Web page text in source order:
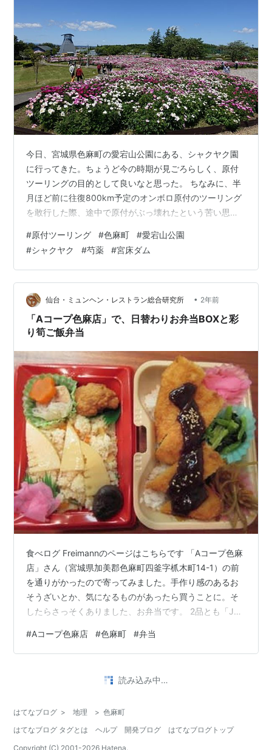
今日、宮城県色麻町の愛宕山公園にある、シャクヤク園
に行ってきた。ちょうど今の時期が見ごろらしく、原付
ツーリングの目的として良いなと思った。 ちなみに、半
月ほど前に往復800km予定のオンボロ原付のツーリング
を敢行した際、途中で原付がぶっ壊れたという苦い思い
ーリングを再開した。まあせっかく足があるんだし、使
わない手はない。懲りない精神も時には大事である。そ
れに今回は往復60kmぐらいだったしセーフセーフ(？) き
れいだな～(小並感) 快晴だったのもあって、素晴らしい
眺めであった。風がめちゃくちゃ強かったけど。 おまけ
帰りに、宮床ダムというダ…
#原付ツーリング #色麻町 #愛宕山公園
#シャクヤク #芍薬 #宮床ダム
仙台・ミュンヘン・レストラン総合研究所 • 2年前
「Aコープ色麻店」で、日替わりお弁当BOXと彩
り筍ご飯弁当
食べログ Freimannのページはこちらです 「Aコープ色麻
店」さん（宮城県加美郡色麻町四釜字枛木町14-1）の前
を通りがかったので寄ってみました。手作り感のあるお
そうざいとか、気になるものがあったら買うことに。そ
したらさっそくありました、お弁当です。 2品とも「JA
36）の製造です。 お弁当BOX 430円は日替わりで、こ
の日は味噌チキンカツでした。鶏肉は胸肉みたいな食感
ぴらごぼう、青菜のおひたし、漬物添えで、彩りも考え
けのこご飯が…
#Aコープ色麻店 #色麻町 #弁当
仙台・ミュンヘン・レストラン総合研究所
で、マスターが採ってくる天然山菜で山菜御膳。
手作りケーキセットもおいしい